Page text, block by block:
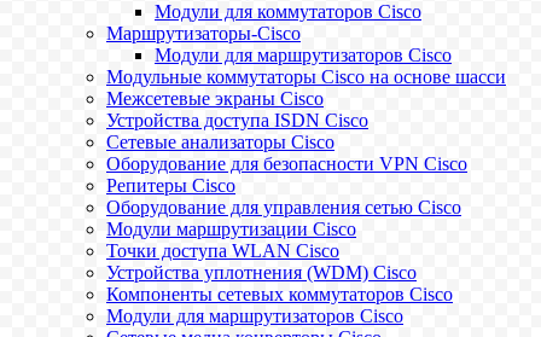
Модули для коммутаторов Cisco
Маршрутизаторы-Cisco
Модули для маршрутизаторов Cisco
Модульные коммутаторы Cisco на основе шасси
Межсетевые экраны Cisco
Устройства доступа ISDN Cisco
Сетевые анализаторы Cisco
Оборудование для безопасности VPN Cisco
Репитеры Cisco
Оборудование для управления сетью Cisco
Модули маршрутизации Cisco
Точки доступа WLAN Cisco
Устройства уплотнения (WDM) Cisco
Компоненты сетевых коммутаторов Cisco
Модули для маршрутизаторов Cisco